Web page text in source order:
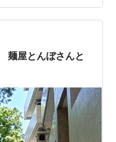
幸福や感覚的な快楽
てることはできな
以上、食べること、
麺屋とんぼさんと